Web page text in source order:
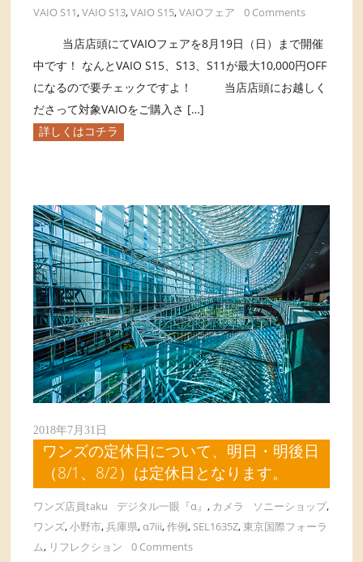
VAIO S11,VAIO S13,VAIO S15,VAIOフェア 0 Comments
当店店頭にてVAIOフェアを8月19日（日）まで開催
中です！ なんとVAIO S15、S13、S11が最大10,000円OFF
になるので要チェックですよ！ 当店店頭にお越しく
ださって対象VAIOをご購入さ […]
詳しくはコチラ
2018年7月31日
ワンズの定休日について、明日・明後日
（8/1、8/2）は定休日となります。
ワンズ店員taku デジタル一眼『α』, カメラ ソニーショップ,
ワンズ,小野市,兵庫県,α7iii,作例, SEL1635Z,東京国際フォーラ
ム, リフレクション 0 Comments